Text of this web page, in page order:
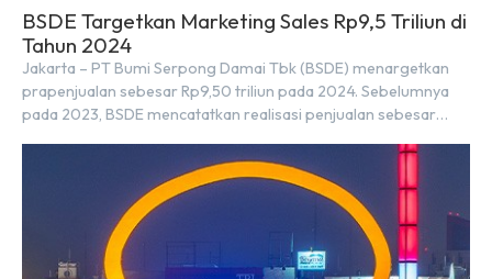
BSDE Targetkan Marketing Sales Rp9,5 Triliun di
Tahun 2024
Jakarta – PT Bumi Serpong Damai Tbk (BSDE) menargetkan
prapenjualan sebesar Rp9,50 triliun pada 2024. Sebelumnya
pada 2023, BSDE mencatatkan realisasi penjualan sebesar
Rp8,80 triliun. Menurut Direktur BSDE Hermawan Wijaya
menghadapi 2024, kondisi ekonomi global maupun nasional
dapat memengaruhi pertimbangan masyarakat untuk
membeli rumah maupun investasi di sektor […]